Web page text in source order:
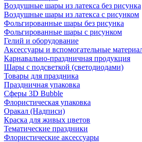
Воздушные шары из латекса без рисунка
Воздушные шары из латекса с рисунком
Фольгированные шары без рисунка
Фольгированные шары с рисунком
Гелий и оборудование
Аксессуары и вспомогательные
Карнавально-праздничная продукция
Шары с подсветкой (светодиодами)
Товары для праздника
Праздничная упаковка
Сферы 3D Bubble
Флористическая упаковка
Оракал (Надписи)
Краска для живых цветов
Тематические праздники
Флористические аксессуары